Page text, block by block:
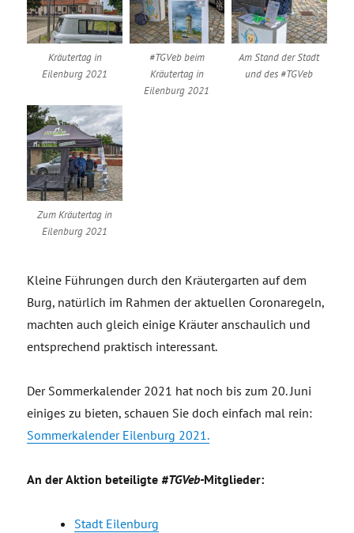
Kräutertag in
Eilenburg 2021
#TGVeb beim
Kräutertag in
Eilenburg 2021
Am Stand der Stadt
und des #TGVeb
Zum Kräutertag in
Eilenburg 2021
Kleine Führungen durch den Kräutergarten auf dem
Burg, natürlich im Rahmen der aktuellen Coronaregeln,
machten auch gleich einige Kräuter anschaulich und
entsprechend praktisch interessant.
Der Sommerkalender 2021 hat noch bis zum 20. Juni
einiges zu bieten, schauen Sie doch einfach mal rein:
Sommerkalender Eilenburg 2021.
An der Aktion beteiligte#TGVeb-Mitglieder:
Stadt Eilenburg